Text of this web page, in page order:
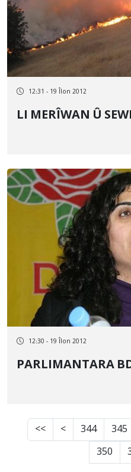
12:31 - 19 Îlon 2012
12:30 - 19 Îlon 2012
<< < 344 345
350